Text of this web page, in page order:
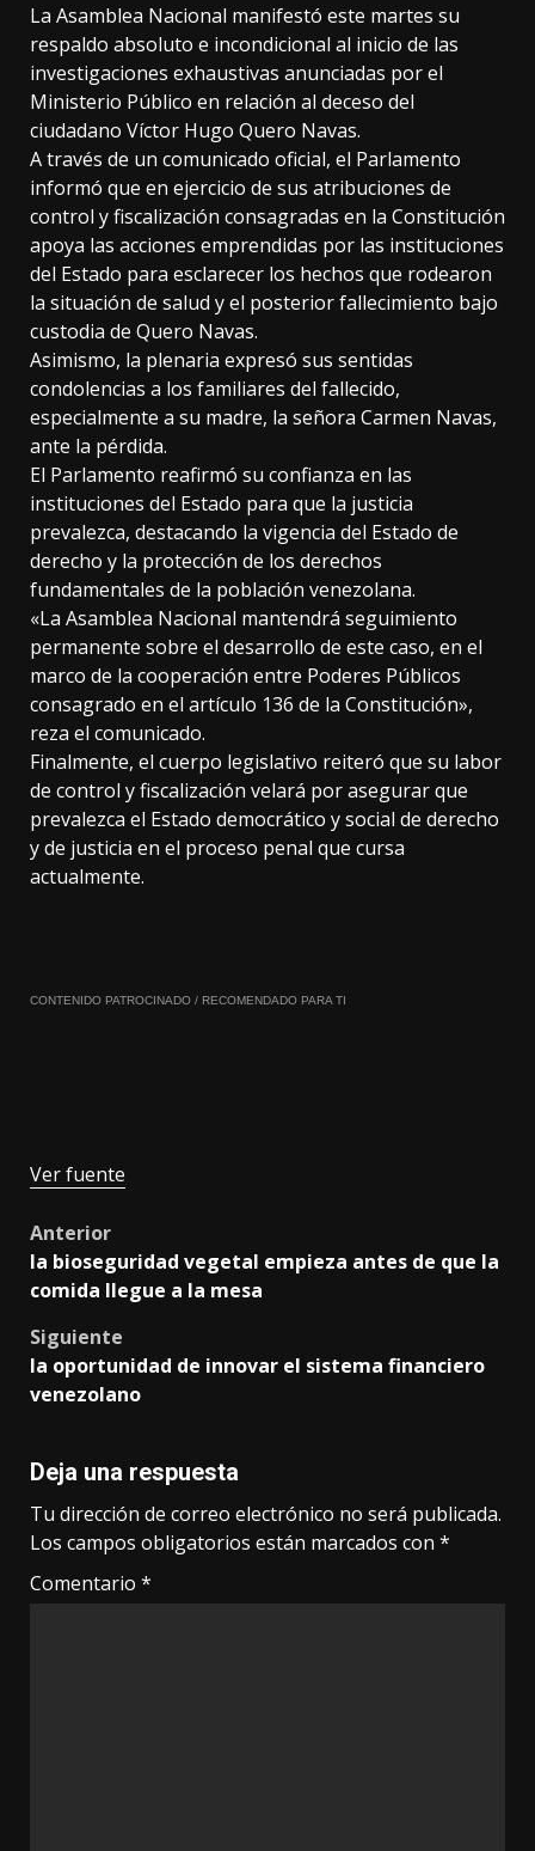
La Asamblea Nacional manifestó este martes su
respaldo absoluto e incondicional al inicio de las
investigaciones exhaustivas anunciadas por el
Ministerio Público en relación al deceso del
ciudadano Víctor Hugo Quero Navas.
A través de un comunicado oficial, el Parlamento
informó que en ejercicio de sus atribuciones de
control y fiscalización consagradas en la Constitución
apoya las acciones emprendidas por las instituciones
del Estado para esclarecer los hechos que rodearon
la situación de salud y el posterior fallecimiento bajo
custodia de Quero Navas.
Asimismo, la plenaria expresó sus sentidas
condolencias a los familiares del fallecido,
especialmente a su madre, la señora Carmen Navas,
ante la pérdida.
El Parlamento reafirmó su confianza en las
instituciones del Estado para que la justicia
prevalezca, destacando la vigencia del Estado de
derecho y la protección de los derechos
fundamentales de la población venezolana.
«La Asamblea Nacional mantendrá seguimiento
permanente sobre el desarrollo de este caso, en el
marco de la cooperación entre Poderes Públicos
consagrado en el artículo 136 de la Constitución»,
reza el comunicado.
Finalmente, el cuerpo legislativo reiteró que su labor
de control y fiscalización velará por asegurar que
prevalezca el Estado democrático y social de derecho
y de justicia en el proceso penal que cursa
actualmente.
CONTENIDO PATROCINADO / RECOMENDADO PARA TI
Ver fuente
Post
navigation
Anterior
la bioseguridad vegetal empieza antes de que la
comida llegue a la mesa
Siguiente
la oportunidad de innovar el sistema financiero
venezolano
Deja una respuesta
Tu dirección de correo electrónico no será publicada.
Los campos obligatorios están marcados con *
Comentario *